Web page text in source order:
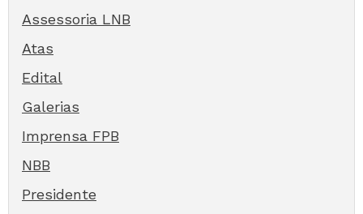
Assessoria LNB
Atas
Edital
Galerias
Imprensa FPB
NBB
Presidente